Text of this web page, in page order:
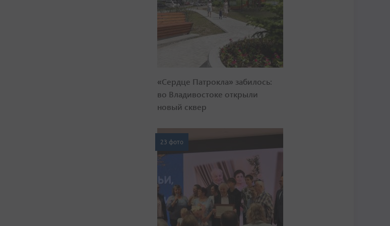
«Сердце Патрокла» забилось:
во Владивостоке открыли
новый сквер
23 фото